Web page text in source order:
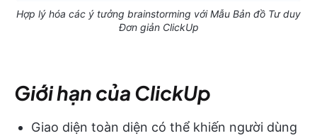
Hợp lý hóa các ý tưởng brainstorming với Mẫu Bản đồ Tư duy
Đơn giản ClickUp
Giới hạn của ClickUp
Giao diện toàn diện có thể khiến người dùng